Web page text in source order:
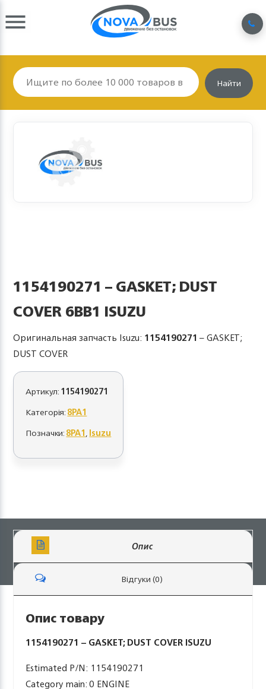
Найти
1154190271 – GASKET; DUST
COVER 6BB1 ISUZU
Оригинальная запчасть Isuzu: 1154190271– GASKET;
DUST COVER
Артикул:1154190271
Категорія:8PA1
Позначки:8PA1,Isuzu
Опис
Відгуки (0)
Опис товару
1154190271 – GASKET; DUST COVER ISUZU
Estimated P/N: 1154190271
Category main: 0 ENGINE